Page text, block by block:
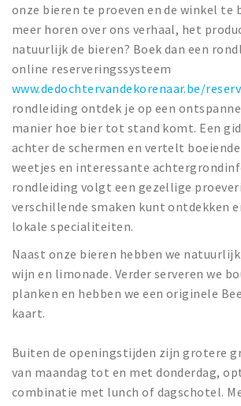
Inloggen
onze bieren te proeven en de winkel te
meer horen over ons verhaal, het
natuurlijk de bieren? Boek dan een
online reserveringssysteem
www.dedochtervandekorenaar.be/
rondleiding ontdek je op een
manier hoe bier tot stand komt. Een
achter de schermen en vertelt
weetjes en interessante
rondleiding volgt een gezellige
verschillende smaken kunt ontdekken
lokale specialiteiten.
Naast onze bieren hebben we
wijn en limonade. Verder serveren we
planken en hebben we een originele
kaart.
Buiten de openingstijden zijn grotere
van maandag tot en met donderdag,
combinatie met lunch of dagschotel.